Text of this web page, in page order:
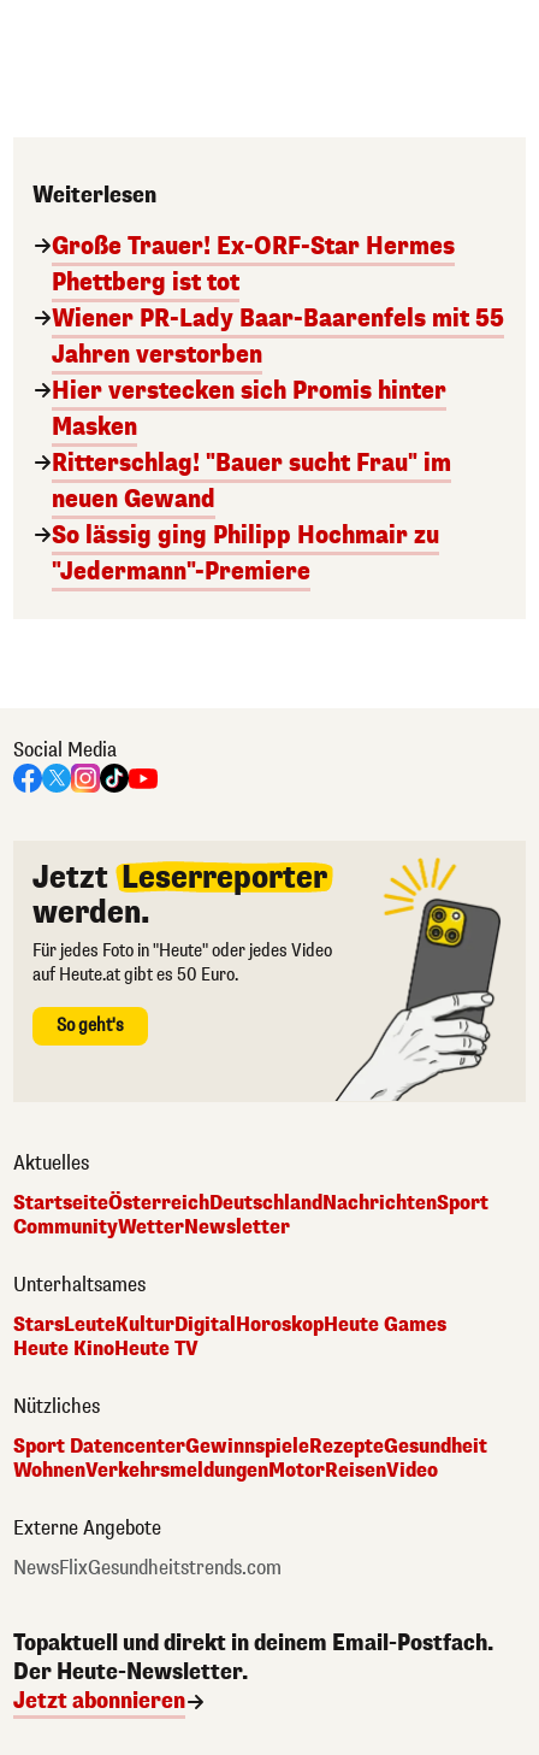
Weiterlesen
Große Trauer! Ex-ORF-Star Hermes
Phettberg ist tot
Wiener PR-Lady Baar-Baarenfels mit 55
Jahren verstorben
Hier verstecken sich Promis hinter
Masken
Ritterschlag! "Bauer sucht Frau" im
neuen Gewand
So lässig ging Philipp Hochmair zu
"Jedermann"-Premiere
Social Media
Jetzt Leserreporter
werden.
Für jedes Foto in "Heute" oder jedes Video
auf Heute.at gibt es 50 Euro.
So geht's
Aktuelles
StartseiteÖsterreichDeutschlandNachrichtenSport
CommunityWetterNewsletter
Unterhaltsames
StarsLeuteKulturDigital HoroskopHeute Games
Heute KinoHeute TV
Nützliches
Sport DatencenterGewinnspieleRezepteGesundheit
WohnenVerkehrsmeldungenMotorReisenVideo
Externe Angebote
NewsFlixGesundheitstrends.com
Topaktuell und direkt in deinem Email-Postfach.
Der Heute-Newsletter.
Jetzt abonnieren